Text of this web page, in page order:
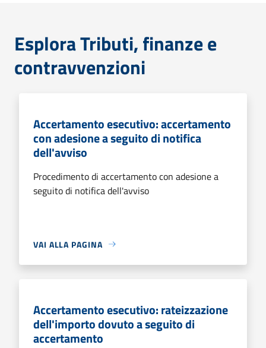
Esplora Tributi, finanze e
contravvenzioni
Accertamento esecutivo: accertamento
con adesione a seguito di notifica
dell'avviso
Procedimento di accertamento con adesione a
seguito di notifica dell'avviso
VAI ALLA PAGINA
Accertamento esecutivo: rateizzazione
dell'importo dovuto a seguito di
accertamento